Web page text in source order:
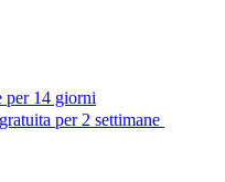
per 14 giorni
per 2 settimane